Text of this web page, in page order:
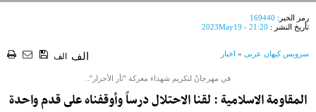
رمز الخبر: 169440
تأريخ النشر : 2023May19 - 21:20
سرویس کیهان عربی » اخبار الف الف
في مهرجانً لتكريم شهداء معركة "ثأر الأحرار"..
المقاومة الاسلامية : لقنا الاحتلال درساً وأوقفناه على قدم واحدة